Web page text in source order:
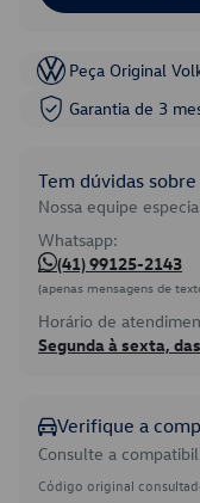
Peça Original
Garantia de 3
Tem dúvidas
Nossa equipe
Whatsapp:
(41) 99125-2143
(apenas mensagens de
Horário de
Segunda à sexta,
Verifique a
Consulte a
Código original